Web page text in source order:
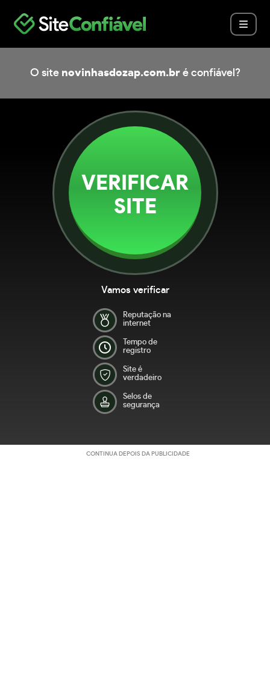
O site novinhasdozap.com.bré confiável?
VERIFICAR
SITE
Vamos verificar
Reputação na
internet
Tempo de
registro
Site é
verdadeiro
Selos de
segurança
CONTINUA DEPOIS DA PUBLICIDADE